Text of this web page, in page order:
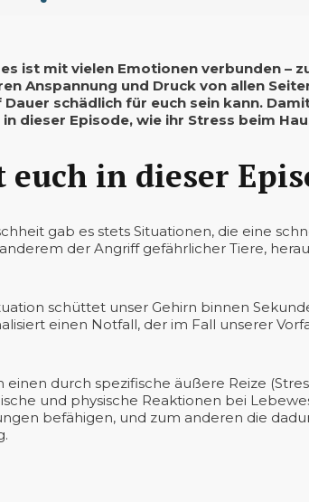
ist mit vielen Emotionen verbunden –
Anspannung und Druck von allen
schädlich für euch sein kann.
dieser Episode, wie ihr Stress beim
euch in dieser
gab es stets Situationen, die eine
der Angriff gefährlicher Tiere,
schüttet unser Gehirn binnen
einen Notfall, der im Fall unserer
einen durch spezifische äußere Reize
und physische Reaktionen bei
befähigen, und zum anderen die